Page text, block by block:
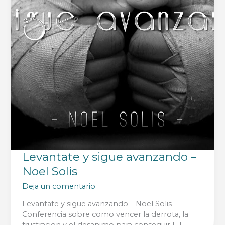
Levantate y sigue avanzando –
Noel Solis
Deja un comentario
Levantate y sigue avanzando – Noel Solis
Conferencia sobre como vencer la derrota, la